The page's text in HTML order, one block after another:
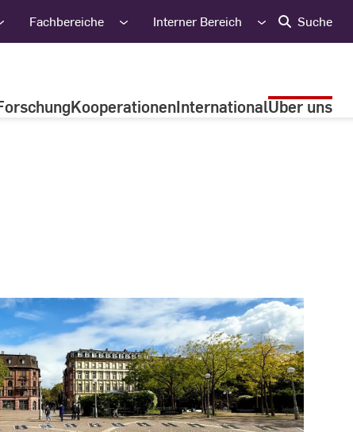
Fachbereiche Interner Bereich Suche
KooperationenInternationalÜber uns